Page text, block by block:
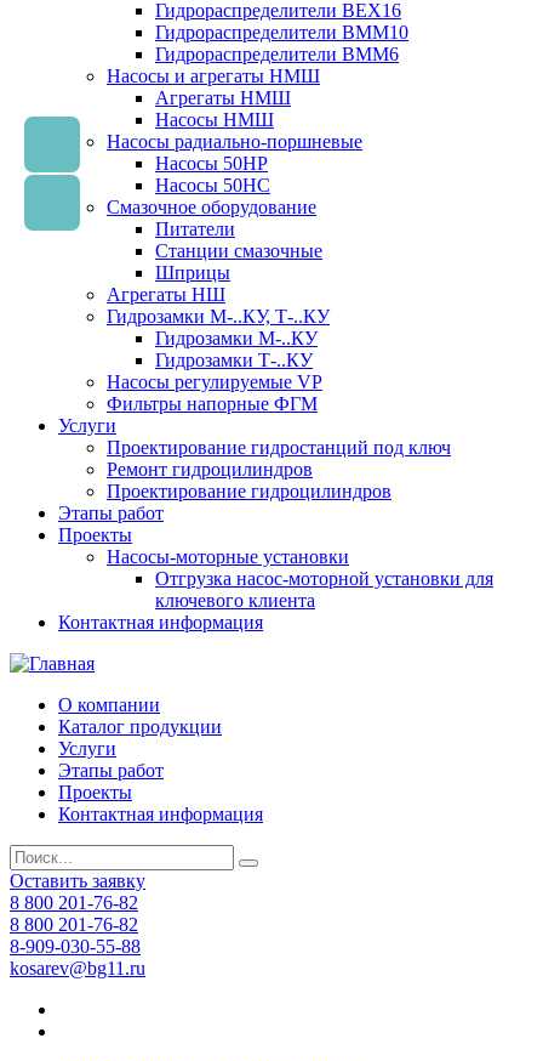
Гидрораспределители ВЕХ16
Гидрораспределители ВММ10
Гидрораспределители ВММ6
Насосы и агрегаты НМШ
Агрегаты НМШ
Насосы НМШ
Насосы радиально-поршневые
Насосы 50НР
Насосы 50НС
Смазочное оборудование
Питатели
Станции смазочные
Шприцы
Агрегаты НШ
Гидрозамки М-..КУ, Т-..КУ
Гидрозамки М-..КУ
Гидрозамки Т-..КУ
Насосы регулируемые VP
Фильтры напорные ФГМ
Услуги
Проектирование гидростанций под ключ
Ремонт гидроцилиндров
Проектирование гидроцилиндров
Этапы работ
Проекты
Насосы-моторные установки
Отгрузка насос-моторной установки для
ключевого клиента
Контактная информация
О компании
Каталог продукции
Услуги
Этапы работ
Проекты
Контактная информация
Оставить заявку
8 800 201-76-82
8 800 201-76-82
8-909-030-55-88
kosarev@bg11.ru